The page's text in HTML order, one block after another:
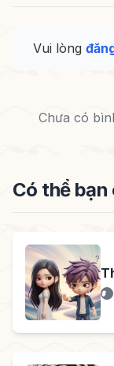
Vui lòng
Chưa có
Có thể